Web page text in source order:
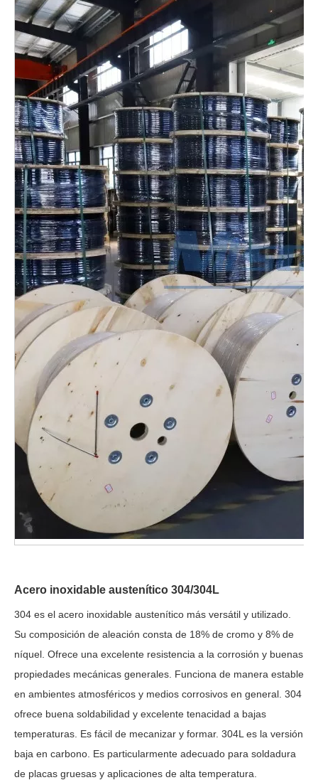
Acero inoxidable austenítico 304/304L
304 es el acero inoxidable austenítico más versátil y utilizado.
Su composición de aleación consta de 18% de cromo y 8% de
níquel. Ofrece una excelente resistencia a la corrosión y buenas
propiedades mecánicas generales. Funciona de manera estable
en ambientes atmosféricos y medios corrosivos en general. 304
ofrece buena soldabilidad y excelente tenacidad a bajas
temperaturas. Es fácil de mecanizar y formar. 304L es la versión
baja en carbono. Es particularmente adecuado para soldadura
de placas gruesas y aplicaciones de alta temperatura.